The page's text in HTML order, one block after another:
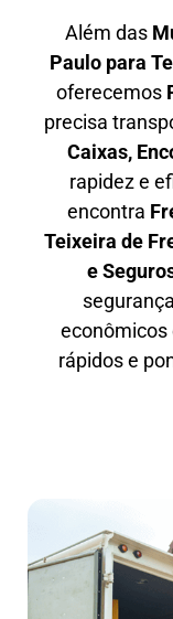
Além das M
Paulo para
oferecemos
precisa
Caixas,
rapidez e
encontra F
Teixeira de
e
econômicos
rápidos e